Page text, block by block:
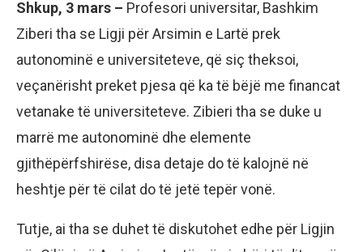
Shkup, 3 mars – Profesori universitar, Bashkim
Ziberi tha se Ligji për Arsimin e Lartë prek
autonominë e universiteteve, që siç theksoi,
veçanërisht preket pjesa që ka të bëjë me financat
vetanake të universiteteve. Zibieri tha se duke u
marrë me autonominë dhe elemente
gjithëpërfshirëse, disa detaje do të kalojnë në
heshtje për të cilat do të jetë tepër vonë.
Tutje, ai tha se duhet të diskutohet edhe për Ligjin